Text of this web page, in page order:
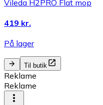
Vileda H2PRO Flat mop
419 kr.
På lager
Til butik
Reklame
Reklame